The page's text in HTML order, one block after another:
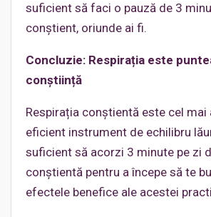
suficient să faci o pauză de 3
conștient, oriunde ai fi.
Concluzie: Respirația este
conștiință
Respirația conștientă este cel mai
eficient instrument de echilibru
suficient să acorzi 3 minute pe zi
conștientă pentru a începe să te
efectele benefice ale acestei